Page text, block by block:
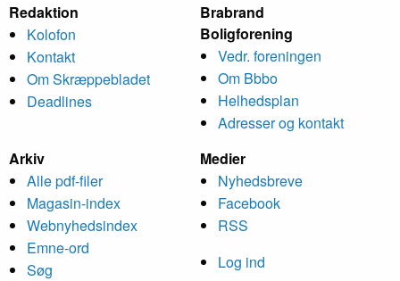
Redaktion
Kolofon
Kontakt
Om Skræppe­bladet
Deadlines
Brabrand
Bolig­forening
Vedr. foreningen
Om Bbbo
Helheds­plan
Adresser og kontakt
Arkiv
Alle pdf-filer
Magasin-index
Webnyhedsindex
Emne-ord
Søg
Medier
Nyheds­breve
Facebook
RSS
Log ind